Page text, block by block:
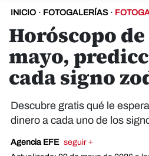
INICIO · FOTOGALERÍAS ·
Horóscopo de
mayo,
cada signo
Descubre gratis qué le
dinero a cada uno de los
Agencia EFE seguir +